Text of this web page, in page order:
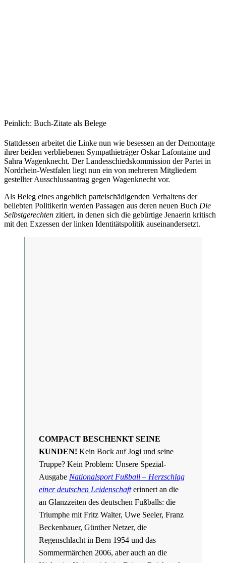
Peinlich: Buch-Zitate als Belege
Stattdessen arbeitet die Linke nun wie besessen an der Demontage
ihrer beiden verbliebenen Sympathieträger Oskar Lafontaine und
Sahra Wagenknecht. Der Landesschiedskommission der Partei in
Nordrhein-Westfalen liegt nun ein von mehreren Mitgliedern
gestellter Ausschlussantrag gegen Wagenknecht vor.
Als Beleg eines angeblich parteischädigenden Verhaltens der
beliebten Politikerin werden Passagen aus deren neuen Buch Die
Selbstgerechten zitiert, in denen sich die gebürtige Jenaerin kritisch
mit den Exzessen der linken Identitätspolitik auseinandersetzt.
COMPACT BESCHENKT SEINE
KUNDEN! Kein Bock auf Jogi und seine
Truppe? Kein Problem: Unsere Spezial-
Ausgabe Nationalsport Fußball – Herzschlag
einer deutschen Leidenschafterinnert an die
an Glanzzeiten des deutschen Fußballs: die
Triumphe mit Fritz Walter, Uwe Seeler, Franz
Beckenbauer, Günther Netzer, die
Regenschlacht in Bern 1954 und das
Sommermärchen 2006, aber auch an die